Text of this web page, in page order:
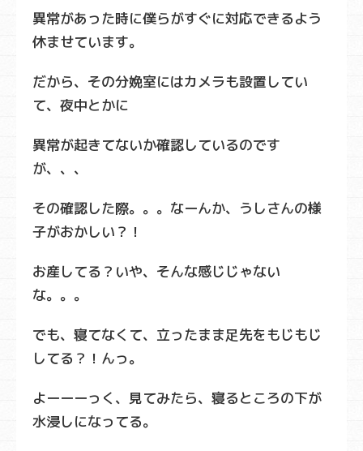
異常があった時に僕らがすぐに対応できるよう
休ませています。
だから、その分娩室にはカメラも設置してい
て、夜中とかに
異常が起きてないか確認しているのです
が、、、
その確認した際。。。なーんか、うしさんの様
子がおかしい？！
お産してる？いや、そんな感じじゃない
な。。。
でも、寝てなくて、立ったまま足先をもじもじ
してる？！んっ。
よーーーっく、見てみたら、寝るところの下が
水浸しになってる。